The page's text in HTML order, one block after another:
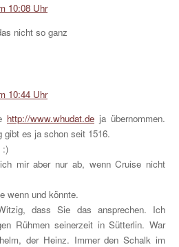
10:08 Uhr
nicht so ganz
10:44 Uhr
http://www.whudat.de ja übernommen.
gibt es ja schon seit 1516.
:)
mir aber nur ab, wenn Cruise nicht
wenn und könnte.
dass Sie das ansprechen. Ich
Rühmen seinerzeit in Sütterlin. War
der Heinz. Immer den Schalk im